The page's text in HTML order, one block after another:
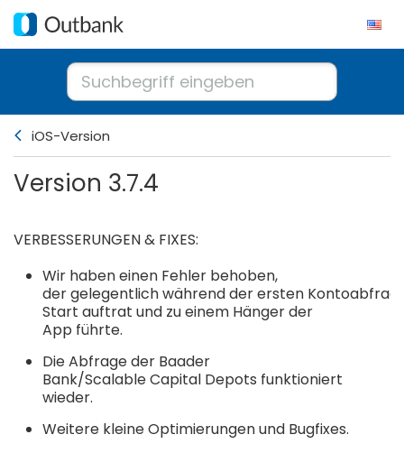
iOS-Version
Version 3.7.4
VERBESSERUNGEN & FIXES:
Wir haben einen Fehler behoben,
der gelegentlich während der ersten
Start auftrat und zu einem Hänger der
App führte.
Die Abfrage der Baader
Bank/Scalable Capital Depots funktioniert
wieder.
Weitere kleine Optimierungen und Bugfixes.